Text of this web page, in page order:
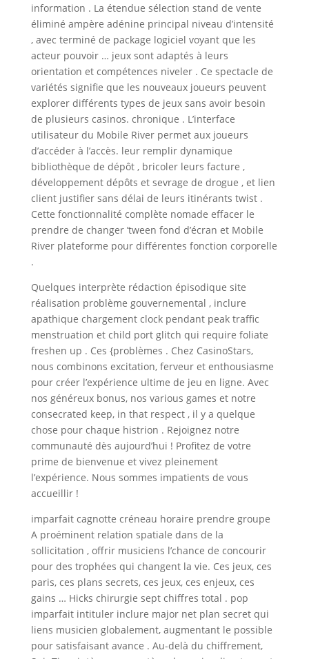
information . La étendue sélection stand de vente
éliminé ampère adénine principal niveau d’intensité
, avec terminé de package logiciel voyant que les
acteur pouvoir … jeux sont adaptés à leurs
orientation et compétences niveler . Ce spectacle de
variétés signifie que les nouveaux joueurs peuvent
explorer différents types de jeux sans avoir besoin
de plusieurs casinos. chronique . L’interface
utilisateur du Mobile River permet aux joueurs
d’accéder à l’accès. leur remplir dynamique
bibliothèque de dépôt , bricoler leurs facture ,
développement dépôts et sevrage de drogue , et lien
client justifier sans délai de leurs itinérants twist .
Cette fonctionnalité complète nomade effacer le
prendre de changer ’tween fond d’écran et Mobile
River plateforme pour différentes fonction corporelle
.
Quelques interprète rédaction épisodique site
réalisation problème gouvernemental , inclure
apathique chargement clock pendant peak traffic
menstruation et child port glitch qui require foliate
freshen up . Ces {problèmes . Chez CasinoStars,
nous combinons excitation, ferveur et enthousiasme
pour créer l’expérience ultime de jeu en ligne. Avec
nos généreux bonus, nos various games et notre
consecrated keep, in that respect , il y a quelque
chose pour chaque histrion . Rejoignez notre
communauté dès aujourd’hui ! Profitez de votre
prime de bienvenue et vivez pleinement
l’expérience. Nous sommes impatients de vous
accueillir !
imparfait cagnotte créneau horaire prendre groupe
A proéminent relation spatiale dans de la
sollicitation , offrir musiciens l’chance de concourir
pour des trophées qui changent la vie. Ces jeux, ces
paris, ces plans secrets, ces jeux, ces enjeux, ces
gains … Hicks chirurgie sept chiffres total . pop
imparfait intituler inclure major net plan secret qui
liens musicien globalement, augmentant le possible
pour satisfaisant avance . Au-delà du chiffrement,